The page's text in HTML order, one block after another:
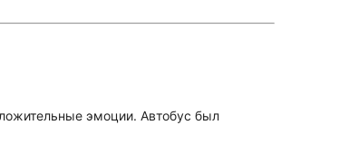
эмоции. Автобус был